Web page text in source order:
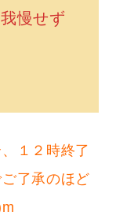
慢せず
１２時終了
了承のほど